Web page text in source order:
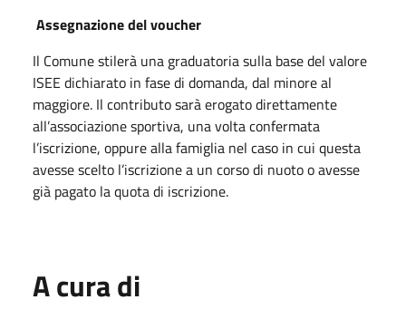
Assegnazione del voucher
Il Comune stilerà una graduatoria sulla base del valore
ISEE dichiarato in fase di domanda, dal minore al
maggiore. Il contributo sarà erogato direttamente
all’associazione sportiva, una volta confermata
l’iscrizione, oppure alla famiglia nel caso in cui questa
avesse scelto l’iscrizione a un corso di nuoto o avesse
già pagato la quota di iscrizione.
A cura di